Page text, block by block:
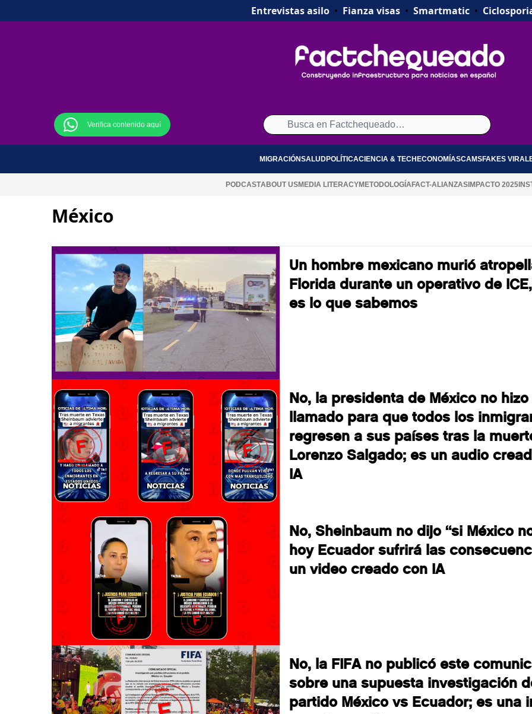
Entrevistas asilo• Fianza visas• Smartmatic•
Verifica contenido aquí
MIGRACIÓNSALUDPOLÍTICACIENCIA & TECH ECONOMÍASCAMSFAKES
PODCASTABOUT USMEDIA LITERACYMETODOLOGÍA FACT-ALIANZASIMPACTO 2025
México
Un hombre mexicano murió
Florida durante un operativo de
es lo que sabemos
No, la presidenta de México no hizo
llamado para que todos los
regresen a sus países tras la
Lorenzo Salgado; es un audio
IA
No, Sheinbaum no dijo “si México
hoy Ecuador sufrirá las
un video creado con IA
No, la FIFA no publicó este
sobre una supuesta investigación
partido México vs Ecuador; es una